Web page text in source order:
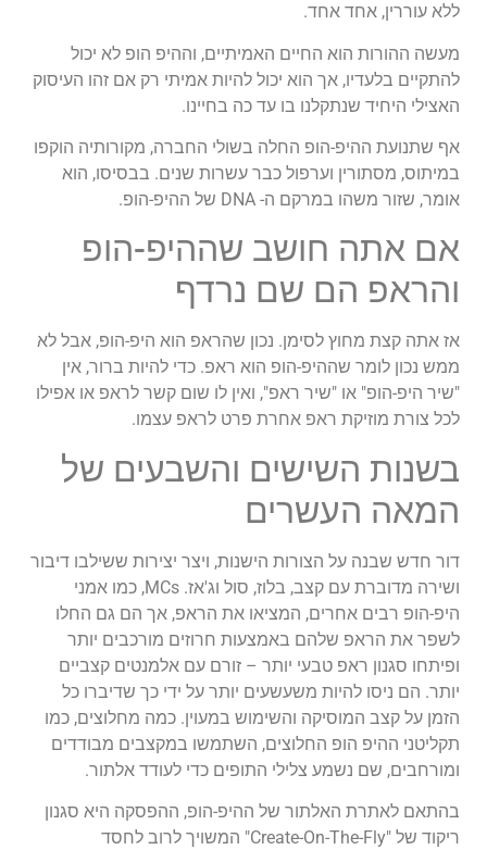
ללא עוררין, אחד אחד.
מעשה ההורות הוא החיים האמיתיים, וההיפ הופ לא יכול
להתקיים בלעדיו, אך הוא יכול להיות אמיתי רק אם זהו העיסוק
האצילי היחיד שנתקלנו בו עד כה בחיינו.
אף שתנועת ההיפ-הופ החלה בשולי החברה, מקורותיה הוקפו
במיתוס, מסתורין וערפול כבר עשרות שנים. בבסיסו, הוא
אומר, שזור משהו במרקם ה- DNA של ההיפ-הופ.
אם אתה חושב שההיפ-הופ
והראפ הם שם נרדף
אז אתה קצת מחוץ לסימן. נכון שהראפ הוא היפ-הופ, אבל לא
ממש נכון לומר שההיפ-הופ הוא ראפ. כדי להיות ברור, אין
"שיר היפ-הופ" או "שיר ראפ", ואין לו שום קשר לראפ או אפילו
לכל צורת מוזיקת ראפ אחרת פרט לראפ עצמו.
בשנות השישים והשבעים של
המאה העשרים
דור חדש שבנה על הצורות הישנות, ויצר יצירות ששילבו דיבור
ושירה מדוברת עם קצב, בלוז, סול וג'אז. MCs, כמו אמני
היפ-הופ רבים אחרים, המציאו את הראפ, אך הם גם החלו
לשפר את הראפ שלהם באמצעות חרוזים מורכבים יותר
ופיתחו סגנון ראפ טבעי יותר – זורם עם אלמנטים קצביים
יותר. הם ניסו להיות משעשעים יותר על ידי כך שדיברו כל
הזמן על קצב המוסיקה והשימוש במעוין. כמה מחלוצים, כמו
תקליטני ההיפ הופ החלוצים, השתמשו במקצבים מבודדים
ומורחבים, שם נשמע צלילי התופים כדי לעודד אלתור.
בהתאם לאתרת האלתור של ההיפ-הופ, ההפסקה היא סגנון
ריקוד של "Create-On-The-Fly" המשויך לרוב לחסד